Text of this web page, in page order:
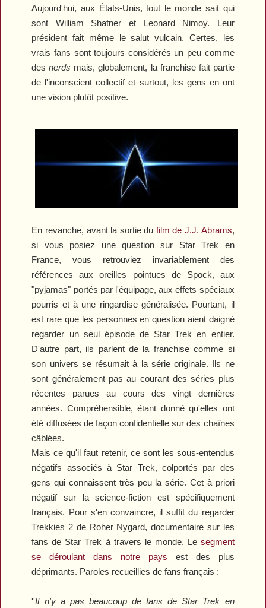
Aujourd'hui, aux États-Unis, tout le monde sait qui
sont William Shatner et Leonard Nimoy. Leur
président fait même le salut vulcain. Certes, les
vrais fans sont toujours considérés un peu comme
desnerds mais, globalement, la franchise fait partie
de l'inconscient collectif et surtout, les gens en ont
une vision plutôt positive.
En revanche, avant la sortie du film de J.J. Abrams,
si vous posiez une question sur Star Trek en
France, vous retrouviez invariablement des
références aux oreilles pointues de Spock, aux
"pyjamas" portés par l'équipage, aux effets spéciaux
pourris et à une ringardise généralisée. Pourtant, il
est rare que les personnes en question aient daigné
regarder un seul épisode de Star Treken entier.
D'autre part, ils parlent de la franchise comme si
son univers se résumait à la série originale. Ils ne
sont généralement pas au courant des séries plus
récentes parues au cours des vingt dernières
années. Compréhensible, étant donné qu'elles ont
été diffusées de façon confidentielle sur des chaînes
câblées.
Mais ce qu'il faut retenir, ce sont les sous-entendus
négatifs associés à Star Trek, colportés par des
gens qui connaissent très peu la série. Cet à priori
négatif sur la science-fiction est spécifiquement
français. Pour s'en convaincre, il suffit du regarder
Trekkies 2 de Roher Nygard, documentaire sur les
fans de Star Trek à travers le monde. Le segment
se déroulant dans notre pays est des plus
déprimants. Paroles recueillies de fans français :
''Il n'y a pas beaucoup de fans deStar Trek en